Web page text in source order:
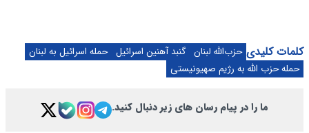
کلمات کلیدی حزب‌الله لبنان گنبد آهنین اسرائیل حمله اسرائیل به لبنان
حمله حزب الله به رژیم صهیونیستی
ما را در پیام رسان های زیر دنبال کنید.